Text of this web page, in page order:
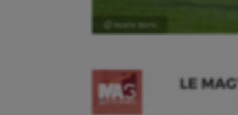
Ⓒ Gazette Sports